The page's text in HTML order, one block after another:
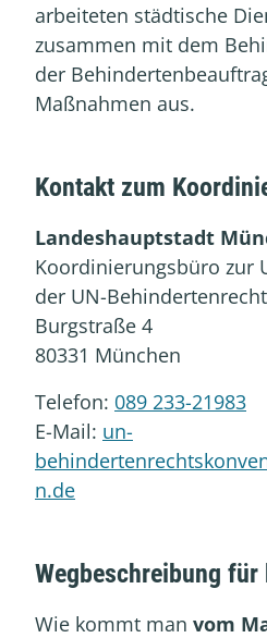
arbeiteten städtische
zusammen mit dem
der
Maßnahmen aus.
Kontakt zum
Landeshauptstadt
Koordinierungsbüro zur
der UN-
Burgstraße 4
80331 München
Telefon: 089 233-21983
E-Mail: un-
n.de
Wegbeschreibung
Wie kommt man vom